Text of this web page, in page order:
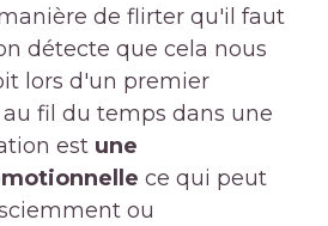
de flirter qu'il faut
détecte que cela nous
lors d'un premier
fil du temps dans une
est une
ce qui peut
ou